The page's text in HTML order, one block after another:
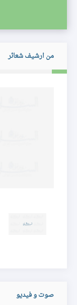
من ارشيف شعائر
صوت و فيديو